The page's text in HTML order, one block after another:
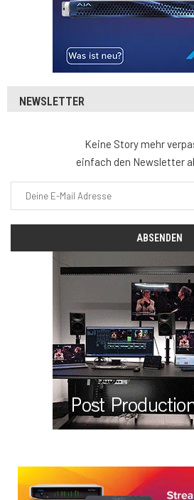
NEWSLETTER
Keine Story mehr
einfach den Newsletter